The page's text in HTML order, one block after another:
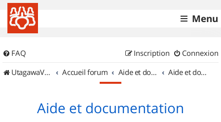
Menu
FAQ Connexion
Inscription
UtagawaVTT (Randos VTT et VTTAE avec traces GPS)
Accueil forum Aide et documentation Aide et documentation
Aide et documentation